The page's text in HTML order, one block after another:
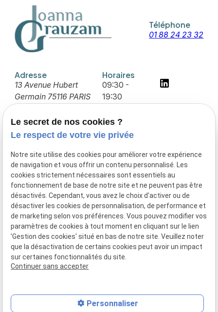
Téléphone
01 88 24 23 32
Adresse
13 Avenue Hubert
Germain 75116 PARIS
Horaires
09:30 -
19:30
Vendredi
Droit immobilier
Droit des affaires
Transactions immobilières
Contacter le cabinet
Mentions
légales
Politique de
confidentialité
Gestion
Plan du
site
Siret :80018041600011
Le secret de nos cookies ?
Le respect de votre vie privée
Notre site utilise des cookies pour améliorer votre expérience
de navigation et vous offrir un contenu personnalisé. Les
cookies strictement nécessaires sont essentiels au
fonctionnement de base de notre site et ne peuvent pas être
désactivés. Cependant, vous avez le choix d'activer ou de
désactiver les cookies de personnalisation, de performance et
de marketing selon vos préférences. Vous pouvez modifier vos
paramètres de cookies à tout moment en cliquant sur le lien
'Gestion des cookies' situé en bas de notre site. Veuillez noter
que la désactivation de certains cookies peut avoir un impact
sur certaines fonctionnalités du site.
Continuer sans accepter
Personnaliser